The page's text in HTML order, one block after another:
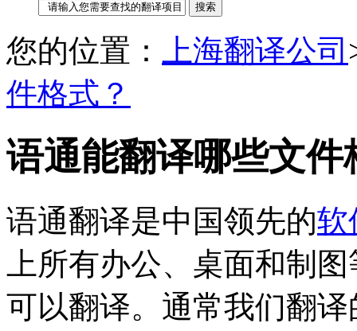
您的位置： 上海翻译公司
件格式？
语通能翻译哪些文件
语通翻译是中国领先的软
上所有办公、桌面和制
可以翻译。通常我们翻